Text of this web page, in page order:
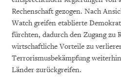
Rechenschaft gezogen. Nach
Watch greifen etablierte
fürchten, dadurch den Zugang zu
wirtschaftliche Vorteile zu
Terrorismusbekämpfung
Länder zurückgreifen.